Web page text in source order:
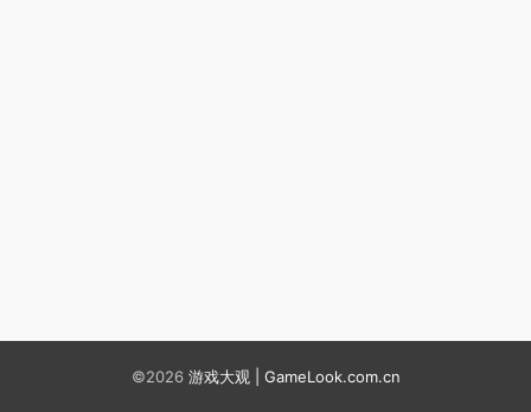
©2026 游戏大观 | GameLook.com.cn